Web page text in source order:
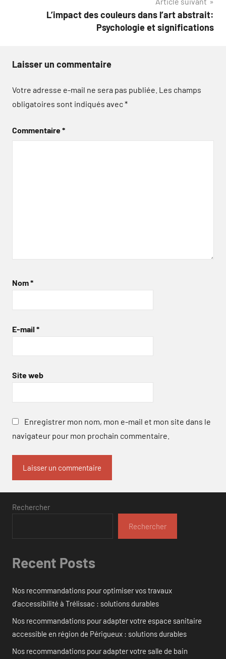
L’impact des couleurs dans l’art abstrait:
Psychologie et significations
Laisser un commentaire
Votre adresse e-mail ne sera pas publiée. Les champs
obligatoires sont indiqués avec*
Commentaire*
Nom*
E-mail *
Site web
Enregistrer mon nom, mon e-mail et mon site dans le
navigateur pour mon prochain commentaire.
Rechercher
Rechercher
Recent Posts
Nos recommandations pour optimiser vos travaux
d’accessibilité à Trélissac : solutions durables
Nos recommandations pour adapter votre espace sanitaire
accessible en région de Périgueux : solutions durables
Nos recommandations pour adapter votre salle de bain